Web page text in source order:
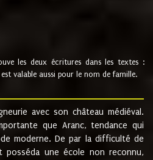
les deux écritures dans les textes :
valable aussi pour le nom de famille.
avec son château médiéval.
que Aranc, tendance qui
moderne. De par la difficulté de
posséda une école non reconnu,